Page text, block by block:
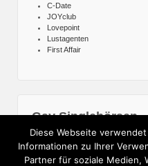
C-Date
JOYclub
Lovepoint
Lustagenten
First Affair
Gay Singlebörsen
gayParship
Gay ElitePartner
Diese Webseite
Informationen zu Ihrer
Partner für soziale Medien,